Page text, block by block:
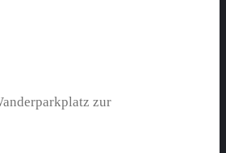
zur